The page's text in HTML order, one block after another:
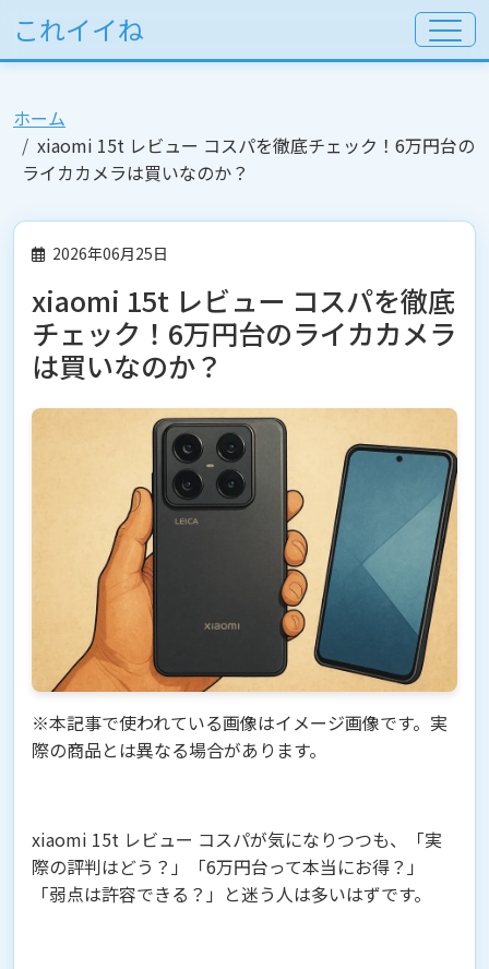
これイイね
ホーム
xiaomi 15t レビュー コスパを徹底チェック！6万円台の
ライカカメラは買いなのか？
2026年06月25日
xiaomi 15t レビュー コスパを徹底
チェック！6万円台のライカカメラ
は買いなのか？
※本記事で使われている画像はイメージ画像です。実
際の商品とは異なる場合があります。
xiaomi 15t レビュー コスパが気になりつつも、「実
際の評判はどう？」「6万円台って本当にお得？」
「弱点は許容できる？」と迷う人は多いはずです。